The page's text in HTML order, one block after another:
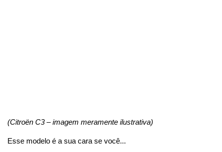
(Citroën C3 – imagem meramente ilustrativa)
Esse modelo é a sua cara se você...